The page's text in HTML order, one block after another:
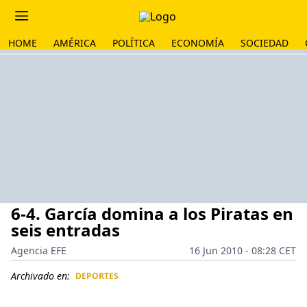
HOME AMÉRICA POLÍTICA ECONOMÍA SOCIEDAD
6-4. García domina a los Piratas en
seis entradas
Agencia EFE
16 Jun 2010 - 08:28 CET
Archivado en: DEPORTES